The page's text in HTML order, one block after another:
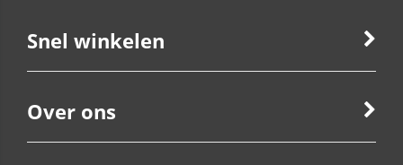
Snel winkelen
Over ons